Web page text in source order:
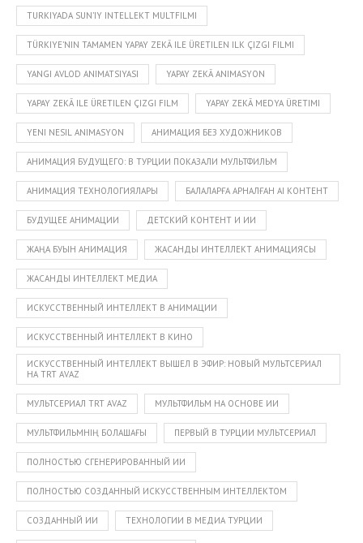
TURKIYADA SUN’IY INTELLEKT MULTFILMI
TÜRKIYE’NIN TAMAMEN YAPAY ZEKÂ ILE ÜRETILEN ILK ÇIZGI FILMI
YANGI AVLOD ANIMATSIYASI YAPAY ZEKÂ ANIMASYON
YAPAY ZEKÂ ILE ÜRETILEN ÇIZGI FILM YAPAY ZEKÂ MEDYA ÜRETIMI
YENI NESIL ANIMASYON АНИМАЦИЯ БЕЗ ХУДОЖНИКОВ
АНИМАЦИЯ БУДУЩЕГО: В ТУРЦИИ ПОКАЗАЛИ МУЛЬТФИЛЬМ
АНИМАЦИЯ ТЕХНОЛОГИЯЛАРЫ БАЛАЛАРҒА АРНАЛҒАН AI КОНТЕНТ
БУДУЩЕЕ АНИМАЦИИ ДЕТСКИЙ КОНТЕНТ И ИИ
ЖАҢА БУЫН АНИМАЦИЯ ЖАСАНДЫ ИНТЕЛЛЕКТ АНИМАЦИЯСЫ
ЖАСАНДЫ ИНТЕЛЛЕКТ МЕДИА
ИСКУССТВЕННЫЙ ИНТЕЛЛЕКТ В АНИМАЦИИ
ИСКУССТВЕННЫЙ ИНТЕЛЛЕКТ В КИНО
ИСКУССТВЕННЫЙ ИНТЕЛЛЕКТ ВЫШЕЛ В ЭФИР: НОВЫЙ МУЛЬТСЕРИАЛ
НА TRT AVAZ
МУЛЬТСЕРИАЛ TRT AVAZ МУЛЬТФИЛЬМ НА ОСНОВЕ ИИ
МУЛЬТФИЛЬМНІҢ БОЛАШАҒЫ ПЕРВЫЙ В ТУРЦИИ МУЛЬТСЕРИАЛ
ПОЛНОСТЬЮ СГЕНЕРИРОВАННЫЙ ИИ
ПОЛНОСТЬЮ СОЗДАННЫЙ ИСКУССТВЕННЫМ ИНТЕЛЛЕКТОМ
СОЗДАННЫЙ ИИ ТЕХНОЛОГИИ В МЕДИА ТУРЦИИ